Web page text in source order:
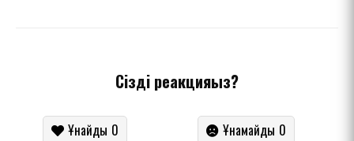
Сіздің реакцияңыз?
Ұнайды 0 Ұнамайды 0